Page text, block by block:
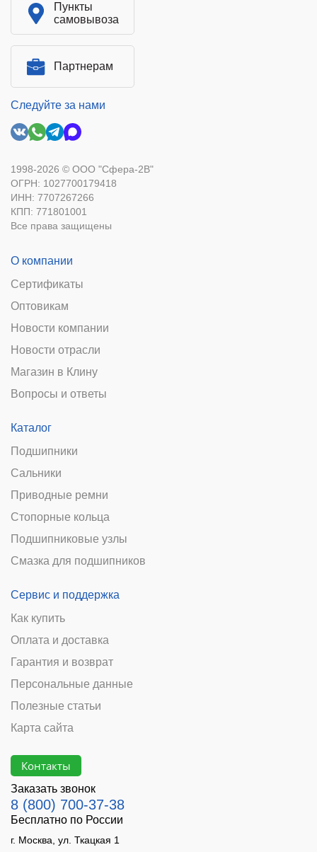
Пункты
самовывоза
Партнерам
Следуйте за нами
1998-2026 © ООО "Сфера-2В"
ОГРН: 1027700179418
ИНН: 7707267266
КПП: 771801001
Все права защищены
О компании
Сертификаты
Оптовикам
Новости компании
Новости отрасли
Магазин в Клину
Вопросы и ответы
Каталог
Подшипники
Сальники
Приводные ремни
Стопорные кольца
Подшипниковые узлы
Смазка для подшипников
Сервис и поддержка
Как купить
Оплата и доставка
Гарантия и возврат
Персональные данные
Полезные статьи
Карта сайта
Контакты
Заказать звонок
8 (800) 700-37-38
Бесплатно по России
г. Москва, ул. Ткацкая 1